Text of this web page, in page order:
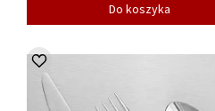
Do koszyka